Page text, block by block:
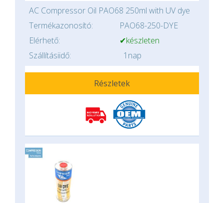
AC Compressor Oil PAO68 250ml with UV dye
Termékazonosító:
PAO68-250-DYE
Elérhető:
✔készleten
Szállításiidő:
1nap
Részletek